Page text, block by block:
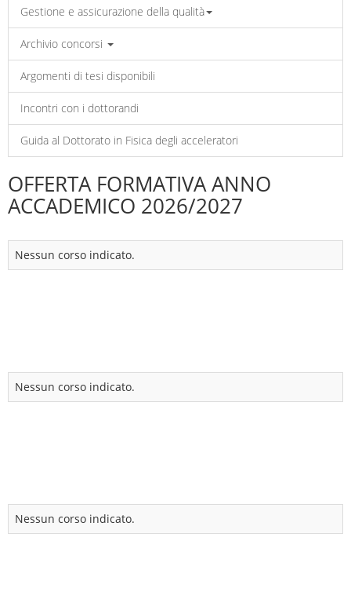
Gestione e assicurazione della qualità
Archivio concorsi
Argomenti di tesi disponibili
Incontri con i dottorandi
Guida al Dottorato in Fisica degli acceleratori
OFFERTA FORMATIVA ANNO
ACCADEMICO 2026/2027
Nessun corso indicato.
Nessun corso indicato.
Nessun corso indicato.